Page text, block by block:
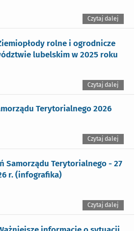
Czytaj dalej
rolne i ogrodnicze
lubelskim w 2025 roku
Czytaj dalej
Terytorialnego 2026
Czytaj dalej
Samorządu Terytorialnego - 27
r. (infografika)
Czytaj dalej